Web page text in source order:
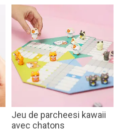
Jeu de parcheesi kawaii
avec chatons